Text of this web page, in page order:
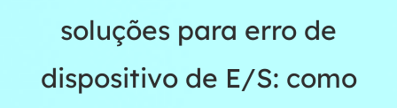
soluções para erro de
dispositivo de E/S: como